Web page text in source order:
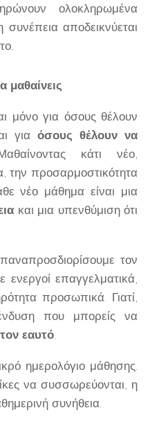
ολοκληρωμένα
αποδεικνύεται
μαθαίνεις
μόνο για όσους θέλουν
για όσους θέλουν να
κάτι νέο,
την προσαρμοστικότητα
νέο μάθημα είναι μια
και μια υπενθύμιση ότι
τον
επαγγελματικά,
προσωπικά. Γιατί,
που μπορείς να
εαυτό.
ημερολόγιο μάθησης.
να συσσωρεύονται, η
συνήθεια.